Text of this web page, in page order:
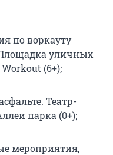
по воркауту
уличных
(6+);
Театр-
парка (0+);
мероприятия,